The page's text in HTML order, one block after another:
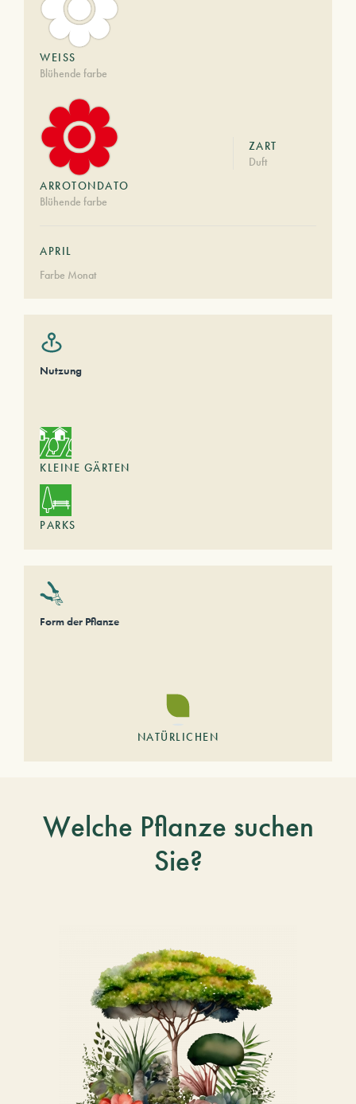
WEISS
Blühende farbe
ARROTONDATO
Blühende farbe
ZART
Duft
APRIL
Farbe Monat
Nutzung
KLEINE GÄRTEN
PARKS
Form der Pflanze
NATÜRLICHEN
Welche Pflanze suchen
Sie?